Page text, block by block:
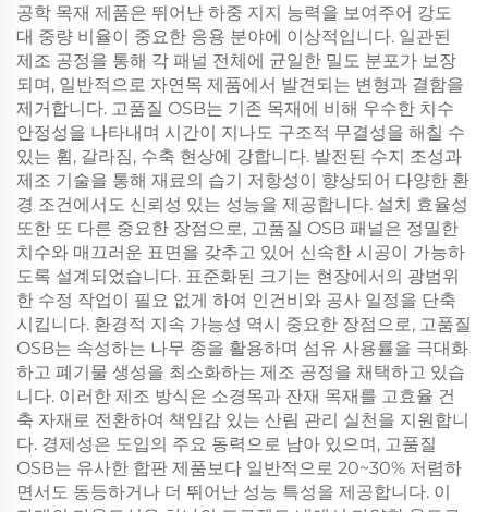
공학 목재 제품은 뛰어난 하중 지지 능력을 보여주어 강도
대 중량 비율이 중요한 응용 분야에 이상적입니다. 일관된
제조 공정을 통해 각 패널 전체에 균일한 밀도 분포가 보장
되며, 일반적으로 자연목 제품에서 발견되는 변형과 결함을
제거합니다. 고품질 OSB는 기존 목재에 비해 우수한 치수
안정성을 나타내며 시간이 지나도 구조적 무결성을 해칠 수
있는 휨, 갈라짐, 수축 현상에 강합니다. 발전된 수지 조성과
제조 기술을 통해 재료의 습기 저항성이 향상되어 다양한 환
경 조건에서도 신뢰성 있는 성능을 제공합니다. 설치 효율성
또한 또 다른 중요한 장점으로, 고품질 OSB 패널은 정밀한
치수와 매끄러운 표면을 갖추고 있어 신속한 시공이 가능하
도록 설계되었습니다. 표준화된 크기는 현장에서의 광범위
한 수정 작업이 필요 없게 하여 인건비와 공사 일정을 단축
시킵니다. 환경적 지속 가능성 역시 중요한 장점으로, 고품질
OSB는 속성하는 나무 종을 활용하며 섬유 사용률을 극대화
하고 폐기물 생성을 최소화하는 제조 공정을 채택하고 있습
니다. 이러한 제조 방식은 소경목과 잔재 목재를 고효율 건
축 자재로 전환하여 책임감 있는 산림 관리 실천을 지원합니
다. 경제성은 도입의 주요 동력으로 남아 있으며, 고품질
OSB는 유사한 합판 제품보다 일반적으로 20~30% 저렴하
면서도 동등하거나 더 뛰어난 성능 특성을 제공합니다. 이